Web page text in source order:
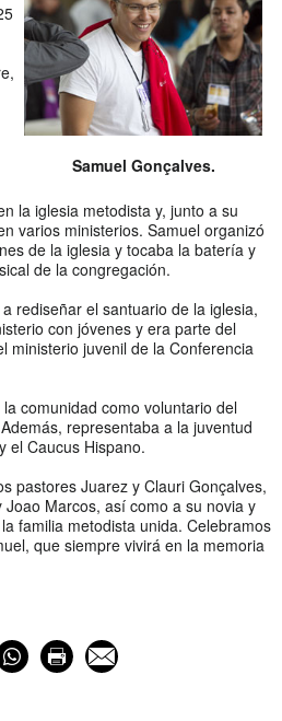
Samuel Gonçalves.
la iglesia metodista y, junto a su
varios ministerios. Samuel organizó
de la iglesia y tocaba la batería y
de la congregación.
rediseñar el santuario de la iglesia,
con jóvenes y era parte del
ministerio juvenil de la Conferencia
comunidad como voluntario del
representaba a la juventud
el Caucus Hispano.
pastores Juarez y Clauri Gonçalves,
Marcos, así como a su novia y
familia metodista unida. Celebramos
que siempre vivirá en la memoria